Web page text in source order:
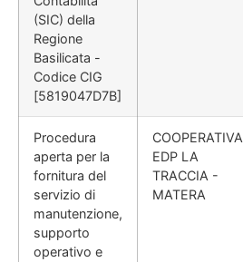
(SIC) della
Regione
Basilicata -
Codice CIG
[5819047D7B]
Procedura
aperta per la
fornitura del
servizio di
manutenzione,
supporto
operativo e
COOPERATIVA
EDP LA
TRACCIA -
MATERA